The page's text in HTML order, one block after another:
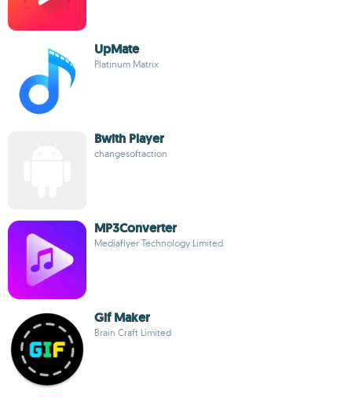
UpMate
Platinum Matrix
Bwith Player
changesoftaction
MP3Converter
Mediaflyer Technology Limited
Gif Maker
Brain Craft Limited